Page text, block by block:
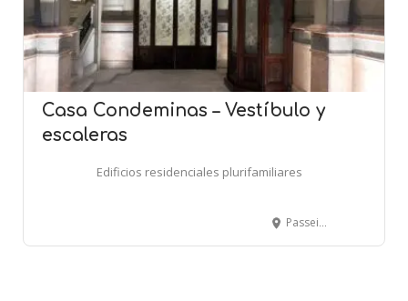
Casa Condeminas – Vestíbulo y
escaleras
Edificios residenciales plurifamiliares
Passeig de Colom 11 - BARCELONA